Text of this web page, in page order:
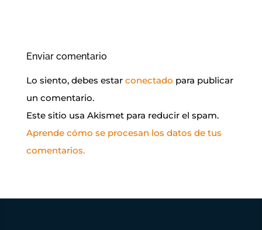
Enviar comentario
Lo siento, debes estar conectado para publicar
un comentario.
Este sitio usa Akismet para reducir el spam.
Aprende cómo se procesan los datos de tus
comentarios.